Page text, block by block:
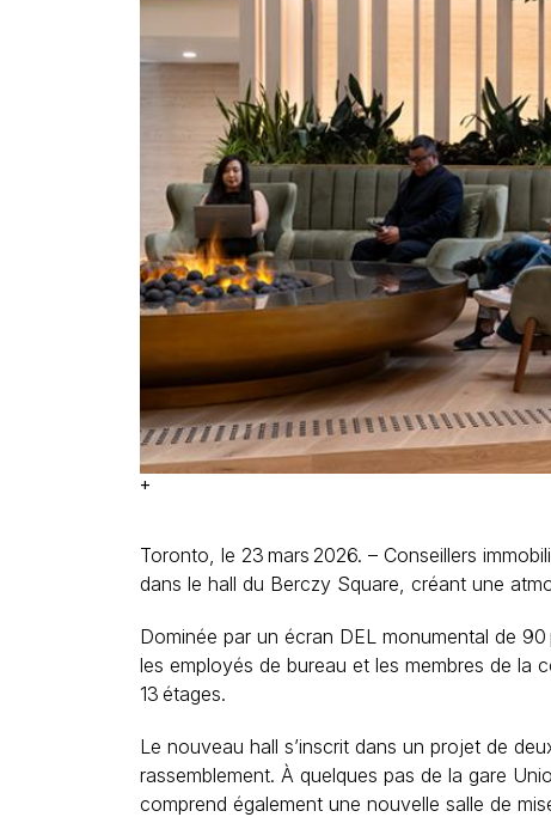
+
Toronto, le 23 mars 2026. – Conseillers
dans le hall du Berczy Square, créant une
Dominée par un écran DEL monumental de
les employés de bureau et les membres de la
13 étages.
Le nouveau hall s’inscrit dans un projet de
rassemblement. À quelques pas de la gare
comprend également une nouvelle salle de